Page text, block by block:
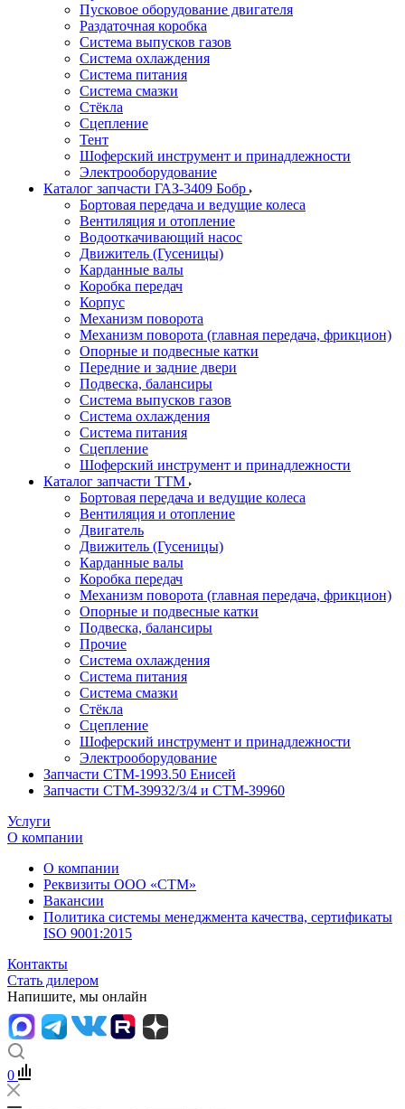
Пусковое оборудование двигателя
Раздаточная коробка
Система выпусков газов
Система охлаждения
Система питания
Система смазки
Стёкла
Сцепление
Тент
Шоферский инструмент и принадлежности
Электрооборудование
Каталог запчасти ГАЗ-3409 Бобр
Бортовая передача и ведущие колеса
Вентиляция и отопление
Водооткачивающий насос
Движитель (Гусеницы)
Карданные валы
Коробка передач
Корпус
Механизм поворота
Механизм поворота (главная передача, фрикцион)
Опорные и подвесные катки
Передние и задние двери
Подвеска, балансиры
Система выпусков газов
Система охлаждения
Система питания
Сцепление
Шоферский инструмент и принадлежности
Каталог запчасти ТТМ
Бортовая передача и ведущие колеса
Вентиляция и отопление
Двигатель
Движитель (Гусеницы)
Карданные валы
Коробка передач
Механизм поворота (главная передача, фрикцион)
Опорные и подвесные катки
Подвеска, балансиры
Прочие
Система охлаждения
Система питания
Система смазки
Стёкла
Сцепление
Шоферский инструмент и принадлежности
Электрооборудование
Запчасти СТМ-1993.50 Енисей
Запчасти СТМ-39932/3/4 и СТМ-39960
Услуги
О компании
О компании
Реквизиты ООО «СТМ»
Вакансии
Политика системы менеджмента качества, сертификаты
ISO 9001:2015
Контакты
Стать дилером
Напишите, мы онлайн
0